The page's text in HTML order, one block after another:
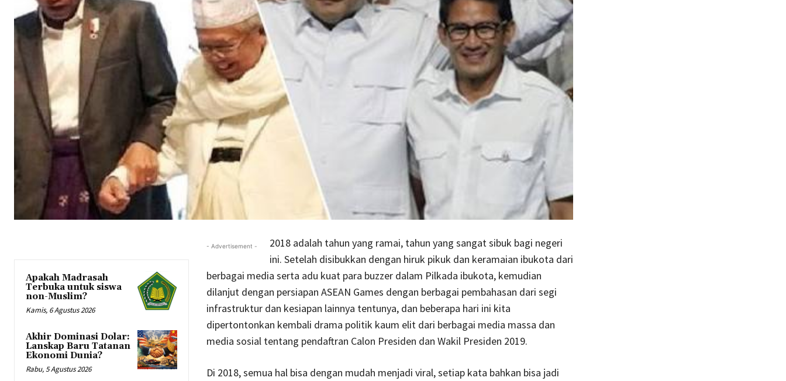
Apakah Madrasah
Terbuka untuk siswa
non-Muslim?
Kamis, 6 Agustus 2026
Akhir Dominasi Dolar:
Lanskap Baru Tatanan
Ekonomi Dunia?
Rabu, 5 Agustus 2026
- Advertisement -
2018 adalah tahun yang ramai, tahun yang sangat sibuk bagi negeri
ini. Setelah disibukkan dengan hiruk pikuk dan keramaian ibukota dari
berbagai media serta adu kuat para buzzer dalam Pilkada ibukota, kemudian
dilanjut dengan persiapan ASEAN Games dengan berbagai pembahasan dari segi
infrastruktur dan kesiapan lainnya tentunya, dan beberapa hari ini kita
dipertontonkan kembali drama politik kaum elit dari berbagai media massa dan
media sosial tentang pendaftran Calon Presiden dan Wakil Presiden 2019.
Di 2018, semua hal bisa dengan mudah menjadi viral, setiap kata bahkan bisa jadi